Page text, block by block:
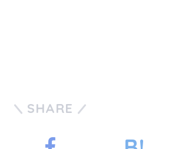
SHARE